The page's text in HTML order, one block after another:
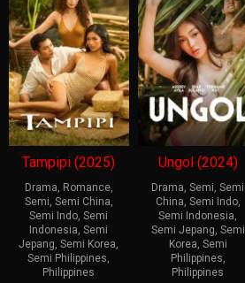
Tampipi (2025)
Drama, Romance,
Semi, Semi China,
Semi Indo,Semi
Indonesia,Semi
Jepang,Semi Korea,
Semi Philippines,
Philippines
Ungol (2024)
Drama,Semi,Semi
China, Semi Indo,
Semi Indonesia,
Semi Jepang, Semi
Korea, Semi
Philippines,
Philippines